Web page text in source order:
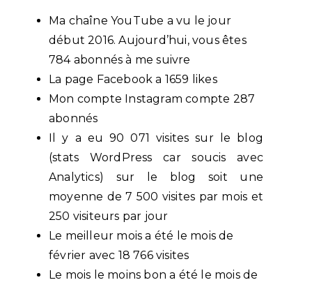
Ma chaîne YouTube a vu le jour
début 2016. Aujourd’hui, vous êtes
784 abonnés à me suivre
La page Facebook a 1659 likes
Mon compte Instagram compte 287
abonnés
Il y a eu 90 071 visites sur le blog
(stats WordPress car soucis avec
Analytics) sur le blog soit une
moyenne de 7 500 visites par mois et
250 visiteurs par jour
Le meilleur mois a été le mois de
février avec 18 766 visites
Le mois le moins bon a été le mois de